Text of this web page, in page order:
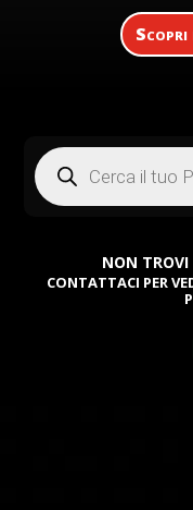
Products
search
NON TROVI
CONTATTACI PER